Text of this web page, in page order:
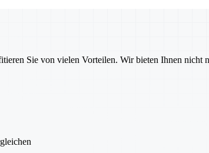
Sie von vielen Vorteilen. Wir bieten Ihnen